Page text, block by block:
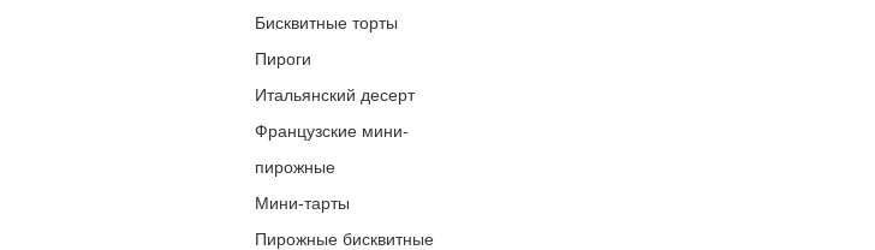
Бисквитные торты
Пироги
Итальянский десерт
Французские мини-
пирожные
Мини-тарты
Пирожные бисквитные